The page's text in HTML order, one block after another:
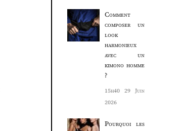
Comment
composer un
look
harmonieux
avec un
kimono homme
?
15h40
29 Juin
2026
Pourquoi les